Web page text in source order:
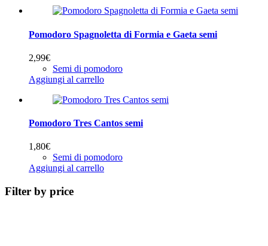
Pomodoro Spagnoletta di Formia e Gaeta semi
2,99€
Semi di pomodoro
Aggiungi al carrello
Pomodoro Tres Cantos semi
1,80€
Semi di pomodoro
Aggiungi al carrello
Filter by price